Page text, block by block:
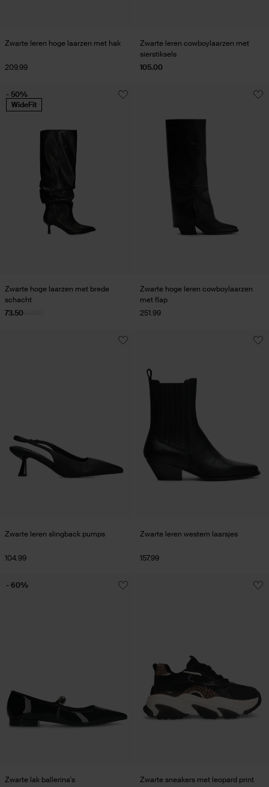
Zwarte leren hoge laarzen met hak
209.99
Zwarte leren cowboylaarzen met
sierstiksels
105.00
Zwarte hoge laarzen met brede
schacht
73.50
- 50%
WideFit
Zwarte hoge leren cowboylaarzen
met flap
251.99
Zwarte leren slingback pumps
104.99
Zwarte leren western laarsjes
157.99
Zwarte lak ballerina's
- 60%
Zwarte sneakers met leopard print